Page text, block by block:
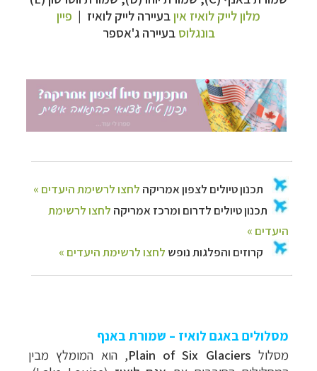
מלון לייק לואיז איןבעיירה לייק לואיז | פיין
בונגלוס בעיירה ג'אספר
מסלולים באגם לואיז – שמורת באנף
מסלול Plain of Six Glaciers, הוא המומלץ מבין